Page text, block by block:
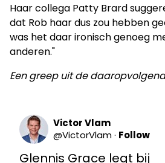
Haar collega Patty Brard
dat Rob haar dus zou hebben
was het daar ironisch genoeg
anderen."
Een greep uit de
Victor Vlam
@VictorVlam· Follow